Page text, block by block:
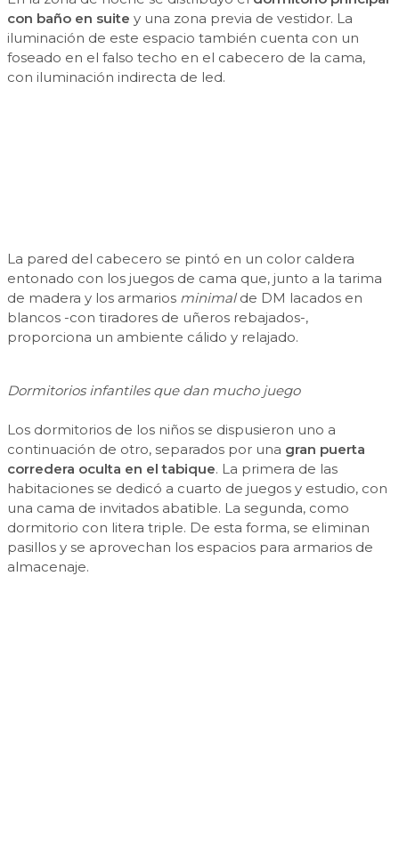
con baño en suite y una zona previa de vestidor. La
iluminación de este espacio también cuenta con un
foseado en el falso techo en el cabecero de la cama,
con iluminación indirecta de led.
La pared del cabecero se pintó en un color caldera
entonado con los juegos de cama que, junto a la tarima
de madera y los armarios minimalde DM lacados en
blancos -con tiradores de uñeros rebajados-,
proporciona un ambiente cálido y relajado.
Dormitorios infantiles que dan mucho juego
Los dormitorios de los niños se dispusieron uno a
continuación de otro, separados por una gran puerta
corredera oculta en el tabique. La primera de las
habitaciones se dedicó a cuarto de juegos y estudio, con
una cama de invitados abatible. La segunda, como
dormitorio con litera triple. De esta forma, se eliminan
pasillos y se aprovechan los espacios para armarios de
almacenaje.